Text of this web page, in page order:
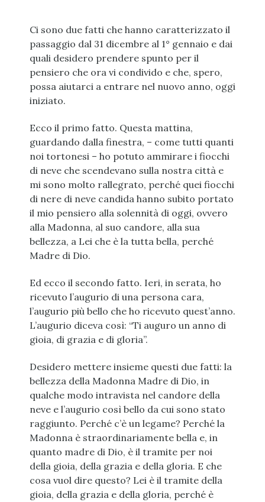
Ci sono due fatti che hanno caratterizzato il
passaggio dal 31 dicembre al 1° gennaio e dai
quali desidero prendere spunto per il
pensiero che ora vi condivido e che, spero,
possa aiutarci a entrare nel nuovo anno, oggi
iniziato.
Ecco il primo fatto. Questa mattina,
guardando dalla finestra, – come tutti quanti
noi tortonesi – ho potuto ammirare i fiocchi
di neve che scendevano sulla nostra città e
mi sono molto rallegrato, perché quei fiocchi
di nere di neve candida hanno subito portato
il mio pensiero alla solennità di oggi, ovvero
alla Madonna, al suo candore, alla sua
bellezza, a Lei che è la tutta bella, perché
Madre di Dio.
Ed ecco il secondo fatto. Ieri, in serata, ho
ricevuto l’augurio di una persona cara,
l’augurio più bello che ho ricevuto quest’anno.
L’augurio diceva così: “Ti auguro un anno di
gioia, di grazia e di gloria”.
Desidero mettere insieme questi due fatti: la
bellezza della Madonna Madre di Dio, in
qualche modo intravista nel candore della
neve e l’augurio così bello da cui sono stato
raggiunto. Perché c’è un legame? Perché la
Madonna è straordinariamente bella e, in
quanto madre di Dio, è il tramite per noi
della gioia, della grazia e della gloria. E che
cosa vuol dire questo? Lei è il tramite della
gioia, della grazia e della gloria, perché è